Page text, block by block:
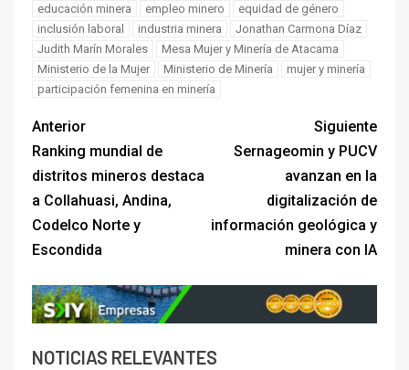
educación minera
empleo minero
equidad de género
inclusión laboral
industria minera
Jonathan Carmona Díaz
Judith Marín Morales
Mesa Mujer y Minería de Atacama
Ministerio de la Mujer
Ministerio de Minería
mujer y minería
participación femenina en minería
Anterior
Ranking mundial de
distritos mineros destaca
a Collahuasi, Andina,
Codelco Norte y
Escondida
Siguiente
Sernageomin y PUCV
avanzan en la
digitalización de
información geológica y
minera con IA
NOTICIAS RELEVANTES